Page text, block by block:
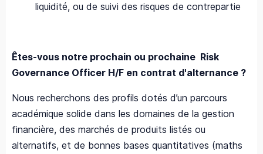
liquidité, ou de suivi des risques de contrepartie
Êtes-vous notre prochain ou prochaine Risk
Governance Officer H/F en contrat d'alternance ?
Nous recherchons des profils dotés d’un parcours
académique solide dans les domaines de la gestion
financière, des marchés de produits listés ou
alternatifs, et de bonnes bases quantitatives (maths